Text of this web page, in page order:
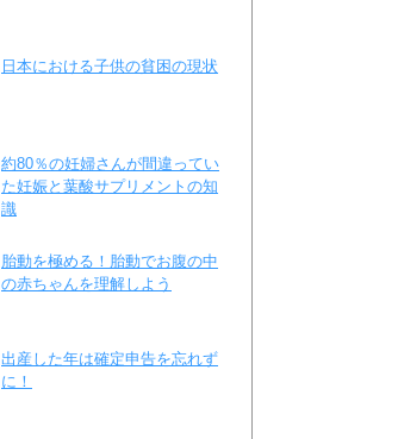
日本における子供の貧困の現状
約80％の妊婦さんが間違ってい
た妊娠と葉酸サプリメントの知
識
胎動を極める！胎動でお腹の中
の赤ちゃんを理解しよう
出産した年は確定申告を忘れず
に！